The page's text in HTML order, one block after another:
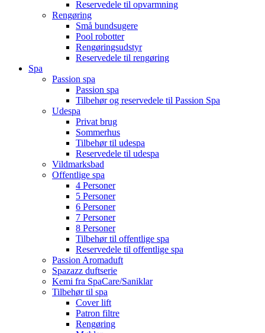
Reservedele til opvarmning
Rengøring
Små bundsugere
Pool robotter
Rengøringsudstyr
Reservedele til rengøring
Spa
Passion spa
Passion spa
Tilbehør og reservedele til Passion Spa
Udespa
Privat brug
Sommerhus
Tilbehør til udespa
Reservedele til udespa
Vildmarksbad
Offentlige spa
4 Personer
5 Personer
6 Personer
7 Personer
8 Personer
Tilbehør til offentlige spa
Reservedele til offentlige spa
Passion Aromaduft
Spazazz duftserie
Kemi fra SpaCare/Saniklar
Tilbehør til spa
Cover lift
Patron filtre
Rengøring